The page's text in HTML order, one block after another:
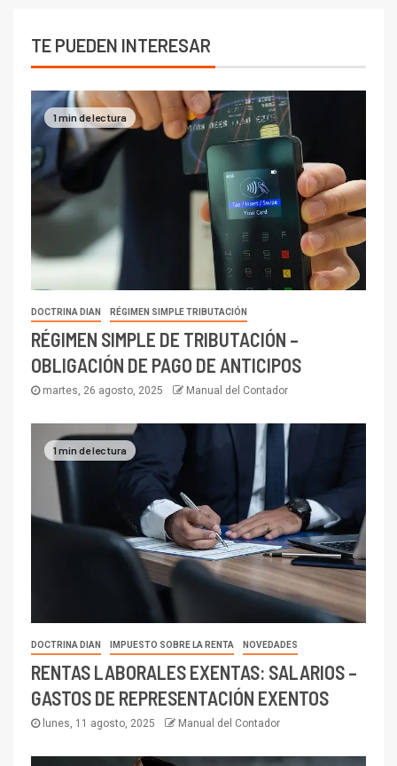
TE PUEDEN INTERESAR
1 min de lectura
DOCTRINA DIAN RÉGIMEN SIMPLE TRIBUTACIÓN
RÉGIMEN SIMPLE DE TRIBUTACIÓN –
OBLIGACIÓN DE PAGO DE ANTICIPOS
martes, 26 agosto, 2025 Manual del Contador
1 min de lectura
DOCTRINA DIAN IMPUESTO SOBRE LA RENTA NOVEDADES
RENTAS LABORALES EXENTAS: SALARIOS –
GASTOS DE REPRESENTACIÓN EXENTOS
lunes, 11 agosto, 2025 Manual del Contador